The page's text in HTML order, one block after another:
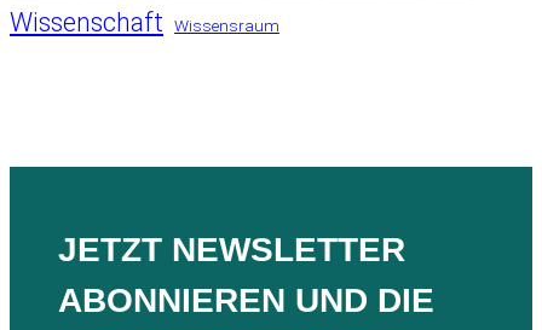
Wissenschaft Wissensraum
JETZT NEWSLETTER
ABONNIEREN UND DIE